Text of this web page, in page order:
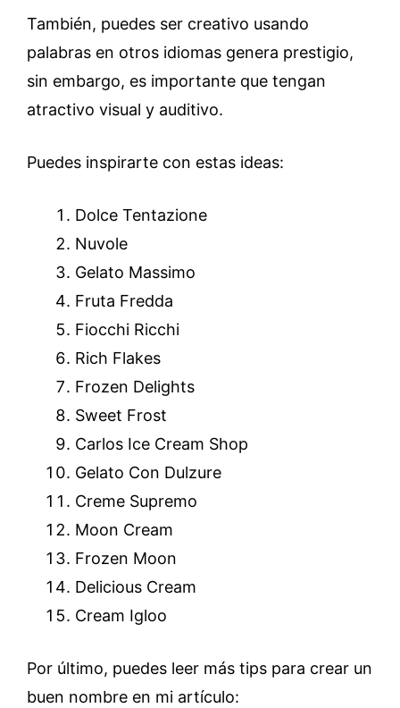
También, puedes ser creativo usando
palabras en otros idiomas genera prestigio,
sin embargo, es importante que tengan
atractivo visual y auditivo.
Puedes inspirarte con estas ideas:
Dolce Tentazione
Nuvole
Gelato Massimo
Fruta Fredda
Fiocchi Ricchi
Rich Flakes
Frozen Delights
Sweet Frost
Carlos Ice Cream Shop
Gelato Con Dulzure
Creme Supremo
Moon Cream
Frozen Moon
Delicious Cream
Cream Igloo
Por último, puedes leer más tips para crear un
buen nombre en mi artículo: